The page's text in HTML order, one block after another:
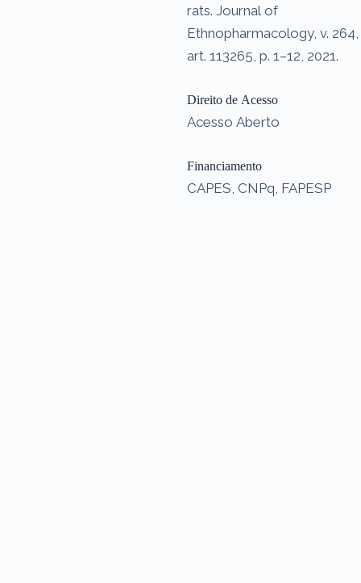
rats. Journal of
Ethnopharmacology, v. 264,
art. 113265, p. 1–12, 2021.
Direito de Acesso
Acesso Aberto
Financiamento
CAPES, CNPq, FAPESP